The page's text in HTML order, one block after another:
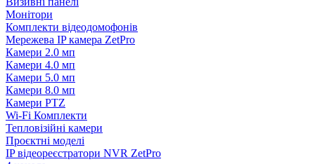
Монітори
Комплекти відеодомофонів
Мережева IP камера ZetPro
Камери 2.0 мп
Камери 4.0 мп
Камери 5.0 мп
Камери 8.0 мп
Камери PTZ
Wi-Fi Комплекти
Тепловізійні камери
Проєктні моделі
IP відеореєстратори NVR ZetPro